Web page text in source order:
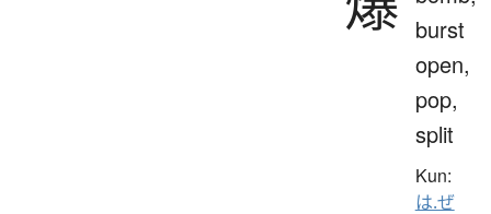
burst
open,
pop,
split
Kun:
は.ぜ